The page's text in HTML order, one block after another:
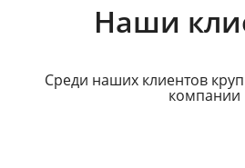
Наши
Среди наших клиентов
компании